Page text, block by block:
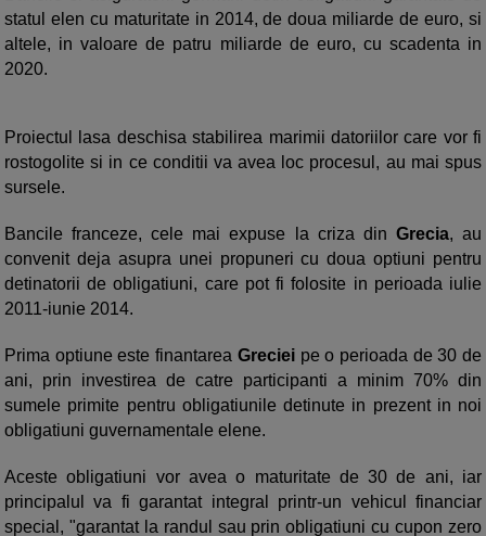
statul elen cu maturitate in 2014, de doua miliarde de euro, si
altele, in valoare de patru miliarde de euro, cu scadenta in
2020.
Proiectul lasa deschisa stabilirea marimii datoriilor care vor fi
rostogolite si in ce conditii va avea loc procesul, au mai spus
sursele.
Bancile franceze, cele mai expuse la criza din Grecia, au
convenit deja asupra unei propuneri cu doua optiuni pentru
detinatorii de obligatiuni, care pot fi folosite in perioada iulie
2011-iunie 2014.
Prima optiune este finantarea Greciei pe o perioada de 30 de
ani, prin investirea de catre participanti a minim 70% din
sumele primite pentru obligatiunile detinute in prezent in noi
obligatiuni guvernamentale elene.
Aceste obligatiuni vor avea o maturitate de 30 de ani, iar
principalul va fi garantat integral printr-un vehicul financiar
special, "garantat la randul sau prin obligatiuni cu cupon zero